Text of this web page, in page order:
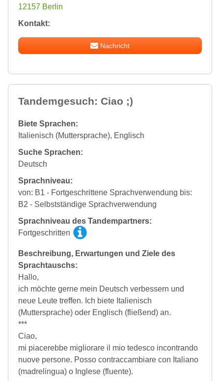
12157 Berlin
Kontakt:
Nachricht
Tandemgesuch: Ciao ;)
Biete Sprachen:
Italienisch (Muttersprache), Englisch
Suche Sprachen:
Deutsch
Sprachniveau:
von: B1 - Fortgeschrittene Sprachverwendung bis:
B2 - Selbstständige Sprachverwendung
Sprachniveau des Tandempartners:
Fortgeschritten
Beschreibung, Erwartungen und Ziele des
Sprachtauschs:
Hallo,
ich möchte gerne mein Deutsch verbessern und
neue Leute treffen. Ich biete Italienisch
(Muttersprache) oder Englisch (fließend) an.
***
Ciao,
mi piacerebbe migliorare il mio tedesco incontrando
nuove persone. Posso contraccambiare con Italiano
(madrelingua) o Inglese (fluente).